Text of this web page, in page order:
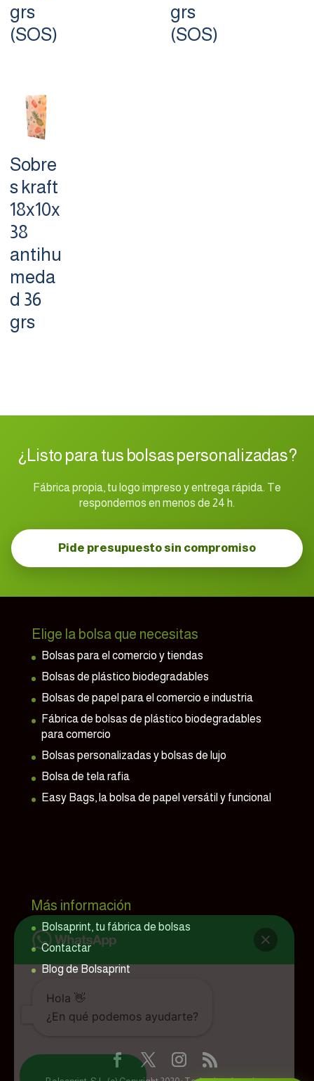
grs
(SOS)
grs
(SOS)
Sobre
s kraft
18x10x
38
antihu
meda
d 36
grs
¿Listo para tus bolsas personalizadas?
Fábrica propia, tu logo impreso y entrega rápida. Te
respondemos en menos de 24 h.
Pide presupuesto sin compromiso
Elige la bolsa que necesitas
Bolsas para el comercio y tiendas
Bolsas de plástico biodegradables
Bolsas de papel para el comercio e industria
Fábrica de bolsas de plástico biodegradables
para comercio
Bolsas personalizadas y bolsas de lujo
Bolsa de tela rafia
Easy Bags, la bolsa de papel versátil y funcional
Más información
Bolsaprint, tu fábrica de bolsas
Contactar
Blog de Bolsaprint
Hola 👋
¿En qué podemos ayudarte?
Abrir el chat